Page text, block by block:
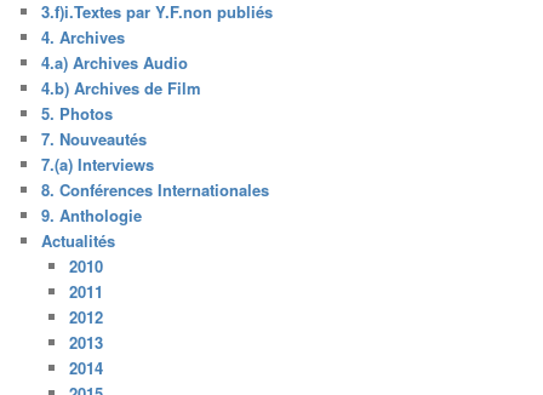
3.f)i.Textes par Y.F.non publiés
4. Archives
4.a) Archives Audio
4.b) Archives de Film
5. Photos
7. Nouveautés
7.(a) Interviews
8. Conférences Internationales
9. Anthologie
Actualités
2010
2011
2012
2013
2014